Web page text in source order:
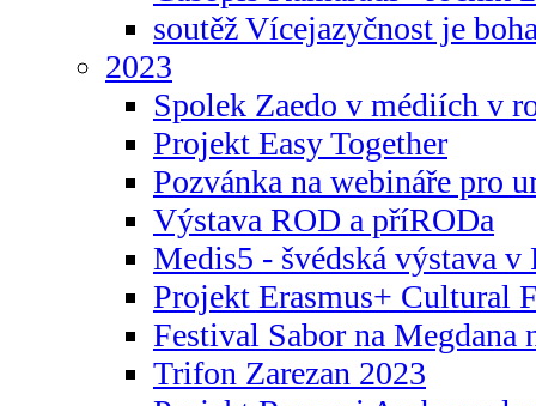
soutěž Vícejazyčnost je
2023
Spolek Zaedo v médiích v
Projekt Easy Together
Pozvánka na webináře pro
Výstava ROD a příRODa
Medis5 - švédská výstava v
Projekt Erasmus+ Cultural
Festival Sabor na Megdana
Trifon Zarezan 2023